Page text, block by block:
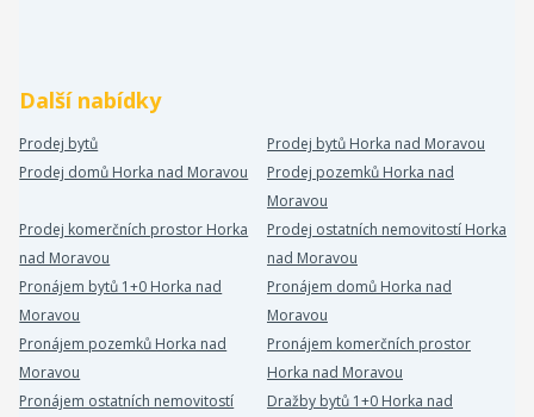
Další nabídky
Prodej bytů
Prodej bytů Horka nad Moravou
Prodej domů Horka nad Moravou
Prodej pozemků Horka nad
Moravou
Prodej komerčních prostor Horka
nad Moravou
Prodej ostatních nemovitostí Horka
nad Moravou
Pronájem bytů 1+0 Horka nad
Moravou
Pronájem domů Horka nad
Moravou
Pronájem pozemků Horka nad
Moravou
Pronájem komerčních prostor
Horka nad Moravou
Pronájem ostatních nemovitostí
Dražby bytů 1+0 Horka nad